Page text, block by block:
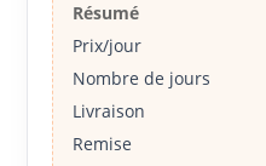
Résumé
Prix/jour
Nombre de jours
Livraison
Remise